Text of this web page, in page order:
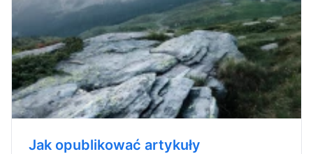
Jak opublikować artykuły